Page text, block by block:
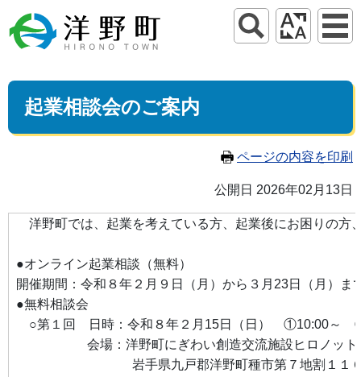
起業相談会のご案内
ページの内容を印刷
公開日 2026年02月13日
洋野町では、起業を考えている方、起業後にお困りの
●オンライン起業相談（無料）
開催期間：令和８年２月９日（月）から３月23日（月）ま
●無料相談会
○第１回 日時：令和８年２月15日（日） ①10:00～
会場：洋野町にぎわい創造交流施設ヒロノット
岩手県九戸郡洋野町種市第７地割１１６